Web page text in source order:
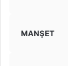
MANŞET